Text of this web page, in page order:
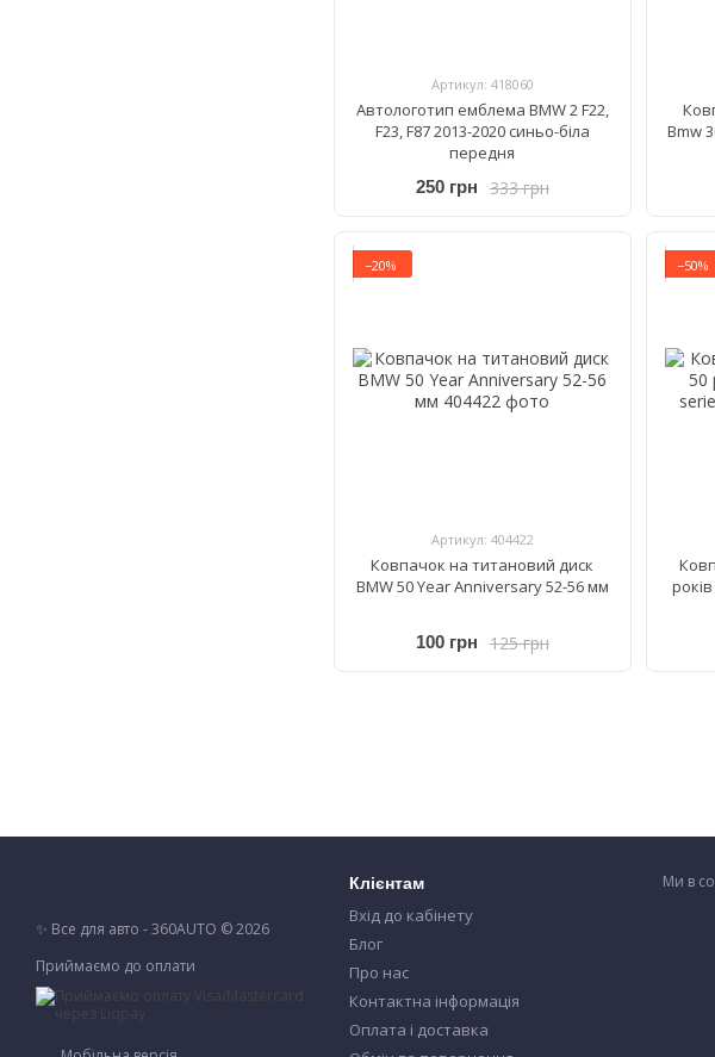
Артикул: 418060
Автологотип емблема BMW 2 F22,
F23, F87 2013-2020 синьо-біла
передня
333 грн
250 грн
Bmw
−20%
Артикул: 404422
Ковпачок на титановий диск
BMW 50 Year Anniversary 52-56 мм
125 грн
100 грн
−50%
✨ Все для авто - 360AUTO © 2026
Приймаємо до оплати
Клієнтам
Вхід до кабінету
Блог
Про нас
Контактна інформація
Оплата і доставка
Ми в